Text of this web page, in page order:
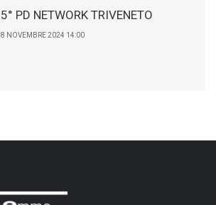
5° PD NETWORK TRIVENETO
8 NOVEMBRE 2024 14:00